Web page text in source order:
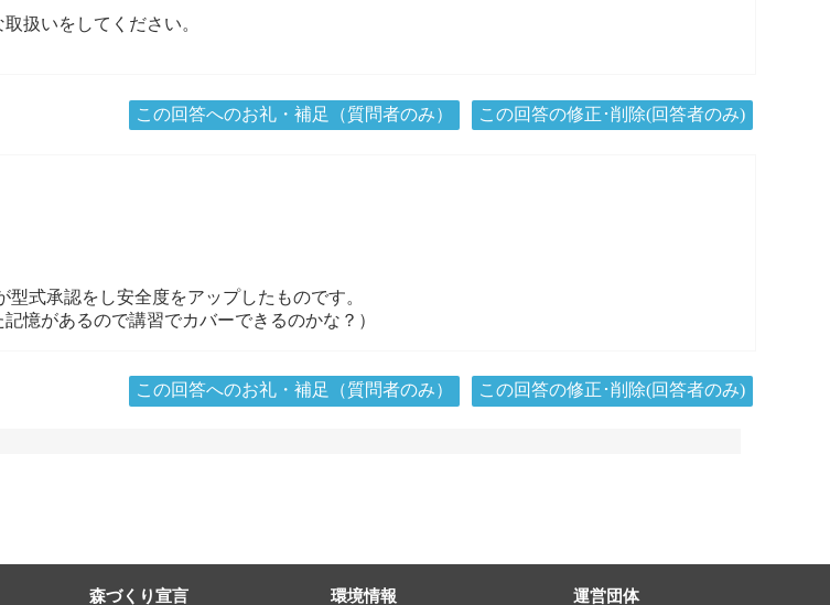
扱いをしてください。
この回答へのお礼・補足（質問者のみ） この回答の修正･削除(回答者のみ)
式承認をし安全度をアップしたものです。
憶があるので講習でカバーできるのかな？）
この回答へのお礼・補足（質問者のみ） この回答の修正･削除(回答者のみ)
森づくり宣言 環境情報 運営団体